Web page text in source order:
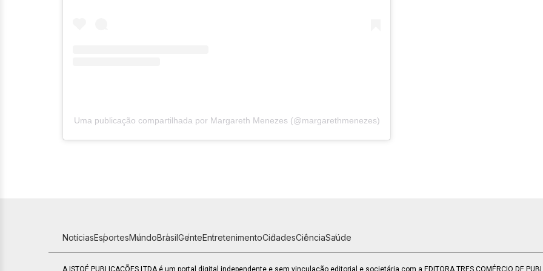
Uma publicação compartilhada por Margareth Menezes (@margarethmenezes)
NotíciasEsportesMundoBrasilGenteEntretenimentoCidadesCiênciaSaúde
A ISTOÉ PUBLICAÇÕES LTDA é um portal digital independente e sem vinculação editorial e societária com a EDITORA TRES COMÉRCIO DE